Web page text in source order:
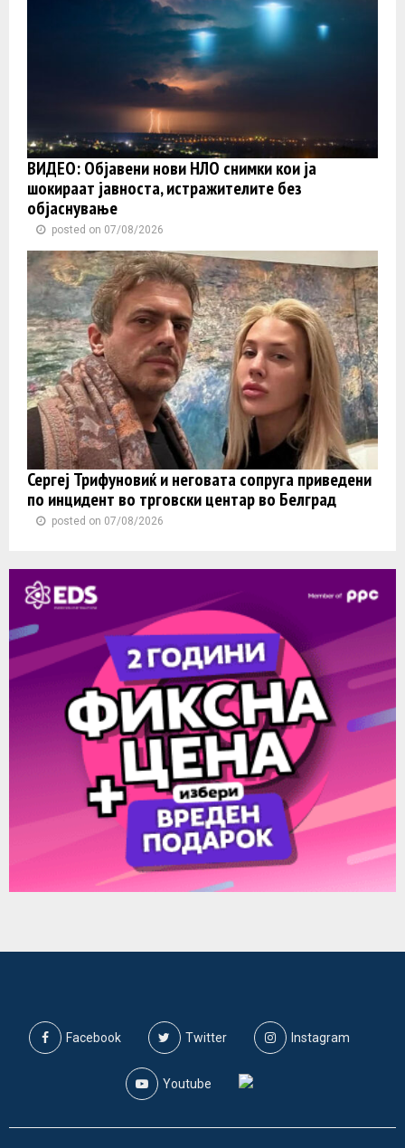
ВИДЕО: Објавени нови НЛО снимки кои ја
шокираат јавноста, истражителите без
објаснување
posted on 07/08/2026
Сергеј Трифуновиќ и неговата сопруга приведени
по инцидент во трговски центар во Белград
posted on 07/08/2026
Facebook Twitter Instagram
Youtube